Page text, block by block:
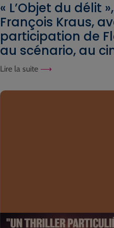
« L’Objet du délit
François Kraus,
participation de
au scénario, au
Lire la suite